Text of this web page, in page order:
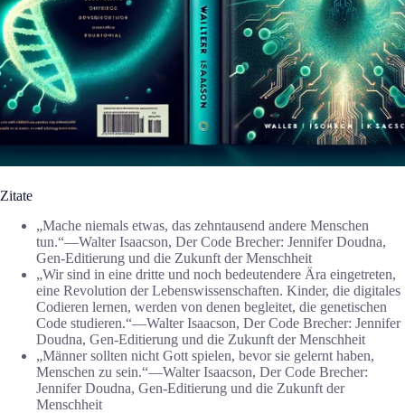
Zitate
„Mache niemals etwas, das zehntausend andere Menschen
tun.“―Walter Isaacson, Der Code Brecher: Jennifer Doudna,
Gen-Editierung und die Zukunft der Menschheit
„Wir sind in eine dritte und noch bedeutendere Ära eingetreten,
eine Revolution der Lebenswissenschaften. Kinder, die digitales
Codieren lernen, werden von denen begleitet, die genetischen
Code studieren.“―Walter Isaacson, Der Code Brecher: Jennifer
Doudna, Gen-Editierung und die Zukunft der Menschheit
„Männer sollten nicht Gott spielen, bevor sie gelernt haben,
Menschen zu sein.“―Walter Isaacson, Der Code Brecher:
Jennifer Doudna, Gen-Editierung und die Zukunft der
Menschheit